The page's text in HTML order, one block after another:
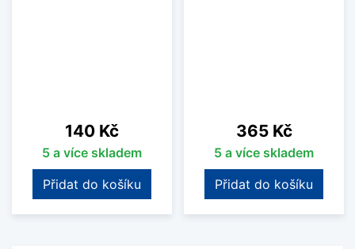
Cena
140 Kč
5 a více skladem
Přidat do košíku
Cena
365 Kč
5 a více skladem
Přidat do košíku